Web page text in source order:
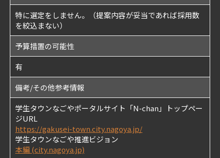
特に選定をしません。（提案内容が妥当であれば採用数
を絞込まない）
予算措置の可能性
有
備考/その他参考情報
学生タウンなごやポータルサイト「N-chan」トップペー
ジURL
https://gakusei-town.city.nagoya.jp/
学生タウンなごや推進ビジョン
本編 (city.nagoya.jp)